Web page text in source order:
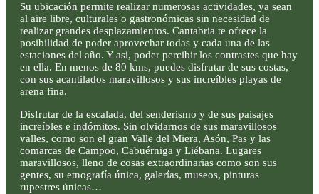
Su ubicación permite realizar numerosas actividades, ya sean
al aire libre, culturales o gastronómicas sin necesidad de
realizar grandes desplazamientos. Cantabria te ofrece la
posibilidad de poder aprovechar todas y cada una de las
estaciones del año. Y así, poder percibir los contrastes que hay
en ella. En menos de 80 kms, puedes disfrutar de sus costas,
con sus acantilados maravillosos y sus increíbles playas de
arena fina.
Disfrutar de la escalada, del senderismo y de sus paisajes
increíbles e indómitos. Sin olvidarnos de sus maravillosos
valles, como son el gran Valle del Miera, Asón, Pas y las
comarcas de Campoo, Cabuérniga y Liébana. Lugares
maravillosos, lleno de cosas extraordinarias como son sus
gentes, su etnografía única, galerías, museos, pinturas
rupestres únicas…